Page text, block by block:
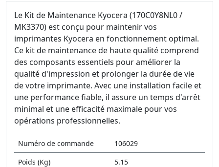
Le Kit de Maintenance Kyocera (170C0Y8NL0 /
MK3370) est conçu pour maintenir vos
imprimantes Kyocera en fonctionnement optimal.
Ce kit de maintenance de haute qualité comprend
des composants essentiels pour améliorer la
qualité d'impression et prolonger la durée de vie
de votre imprimante. Avec une installation facile et
une performance fiable, il assure un temps d'arrêt
minimal et une efficacité maximale pour vos
opérations professionnelles.
Numéro de commande
106029
Poids (Kg)
5.15